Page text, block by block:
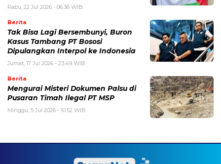
Rabu, 22 Jul 2026 - 06:36 WIB
Berita
Tak Bisa Lagi Bersembunyi, Buron
Kasus Tambang PT Bososi
Dipulangkan Interpol ke Indonesia
Jumat, 17 Jul 2026 - 23:49 WIB
Berita
Mengurai Misteri Dokumen Palsu di
Pusaran Timah Ilegal PT MSP
Minggu, 5 Jul 2026 - 10:52 WIB